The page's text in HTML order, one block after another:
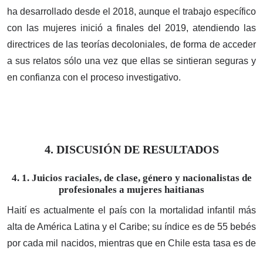
ha desarrollado desde el 2018, aunque el trabajo específico
con las mujeres inició a finales del 2019, atendiendo las
directrices de las teorías decoloniales, de forma de acceder
a sus relatos sólo una vez que ellas se sintieran seguras y
en confianza con el proceso investigativo.
4. DISCUSIÓN DE RESULTADOS
4. 1. Juicios raciales, de clase, género y nacionalistas de
profesionales a mujeres haitianas
Haití es actualmente el país con la mortalidad infantil más
alta de América Latina y el Caribe; su índice es de 55 bebés
por cada mil nacidos, mientras que en Chile esta tasa es de